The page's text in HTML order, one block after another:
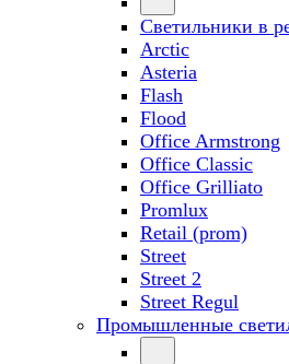
Светильники в
Arctic
Asteria
Flash
Flood
Office Armstrong
Office Classic
Office Grilliato
Promlux
Retail (prom)
Street
Street 2
Street Regul
Промышленные